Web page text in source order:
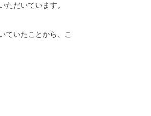
だいています。
ていたことから、こ